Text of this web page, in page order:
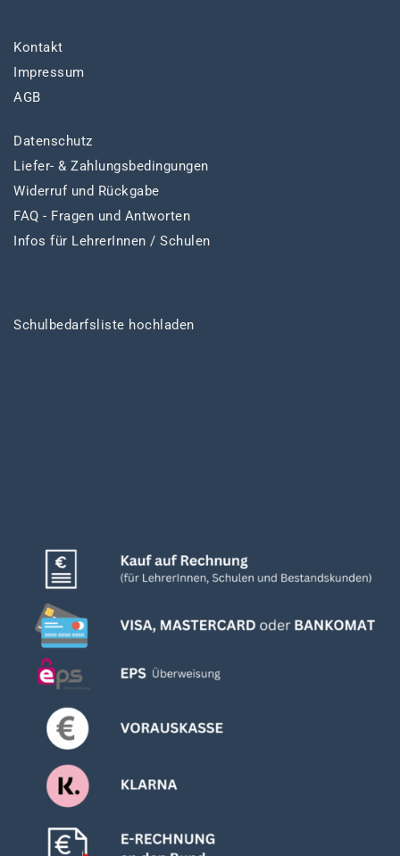
Kontakt
Impressum
AGB
Datenschutz
Liefer- & Zahlungsbedingungen
Widerruf und Rückgabe
FAQ - Fragen und Antworten
Infos für LehrerInnen / Schulen
Schulbedarfsliste hochladen